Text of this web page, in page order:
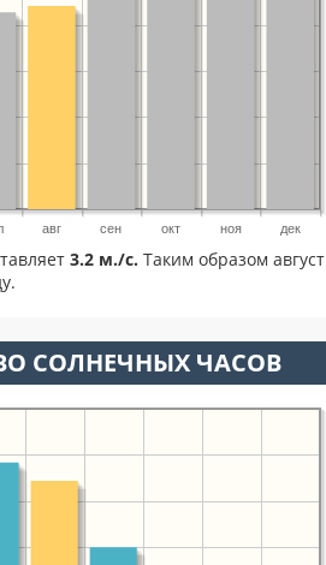
авг сен окт ноя дек
3.2 м./с. Таким образом август
СОЛНЕЧНЫХ ЧАСОВ